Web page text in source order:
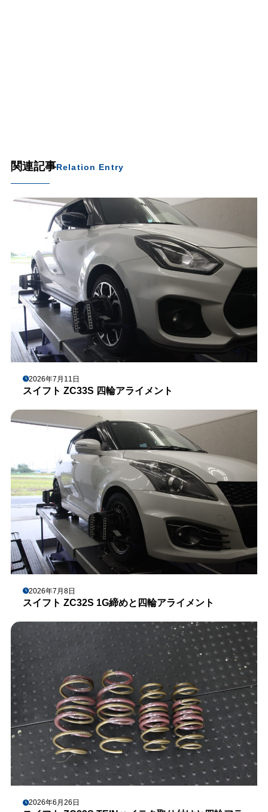
関連記事Relation Entry
2026年7月11日
スイフト ZC33S 四輪アライメント
2026年7月8日
スイフト ZC32S 1G締めと四輪アライメント
2026年6月26日